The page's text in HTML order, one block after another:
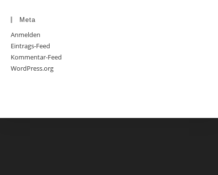
Meta
Anmelden
Eintrags-Feed
Kommentar-Feed
WordPress.org